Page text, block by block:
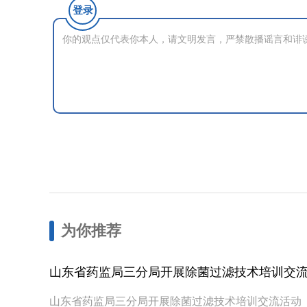
登录
为你推荐
山东省药监局三分局开展除菌过滤技术培训交
山东省药监局三分局开展除菌过滤技术培训交流活动